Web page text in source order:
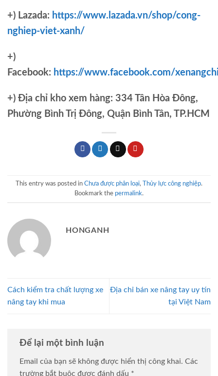
+) Lazada: https://www.lazada.vn/shop/cong-
nghiep-viet-xanh/
+)
Facebook: https://www.facebook.com/
+) Địa chỉ kho xem hàng: 334 Tân Hòa Đông,
Phường Bình Trị Đông, Quận Bình Tân, TP.HCM
This entry was posted in Chưa được phân loại, Thủy lực công nghiệp.
Bookmark the permalink.
HONGANH
Cách kiểm tra chất lượng xe
nâng tay khi mua
Địa chỉ bán xe nâng tay uy tín
tại Việt Nam
Để lại một bình luận
Email của bạn sẽ không được hiển thị công khai. Các
trường bắt buộc được đánh dấu *